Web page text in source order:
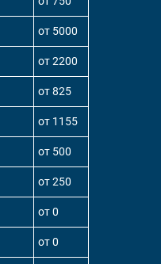
от 5000
от 2200
от 825
от 1155
от 500
от 250
от 0
от 0